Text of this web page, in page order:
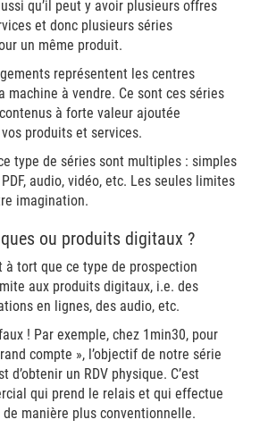
qu’il peut y avoir plusieurs offres
et donc plusieurs séries
un même produit.
représentent les centres
machine à vendre. Ce sont ces séries
à forte valeur ajoutée
produits et services.
type de séries sont multiples : simples
audio, vidéo, etc. Les seules limites
imagination.
ou produits digitaux ?
à tort que ce type de prospection
aux produits digitaux, i.e. des
en lignes, des audio, etc.
! Par exemple, chez 1min30, pour
compte », l’objectif de notre série
d’obtenir un RDV physique. C’est
qui prend le relais et qui effectue
manière plus conventionnelle.